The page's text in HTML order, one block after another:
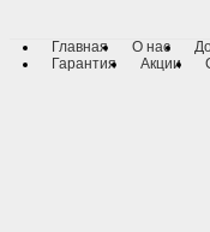
Главная О нас
Гарантия
Акции